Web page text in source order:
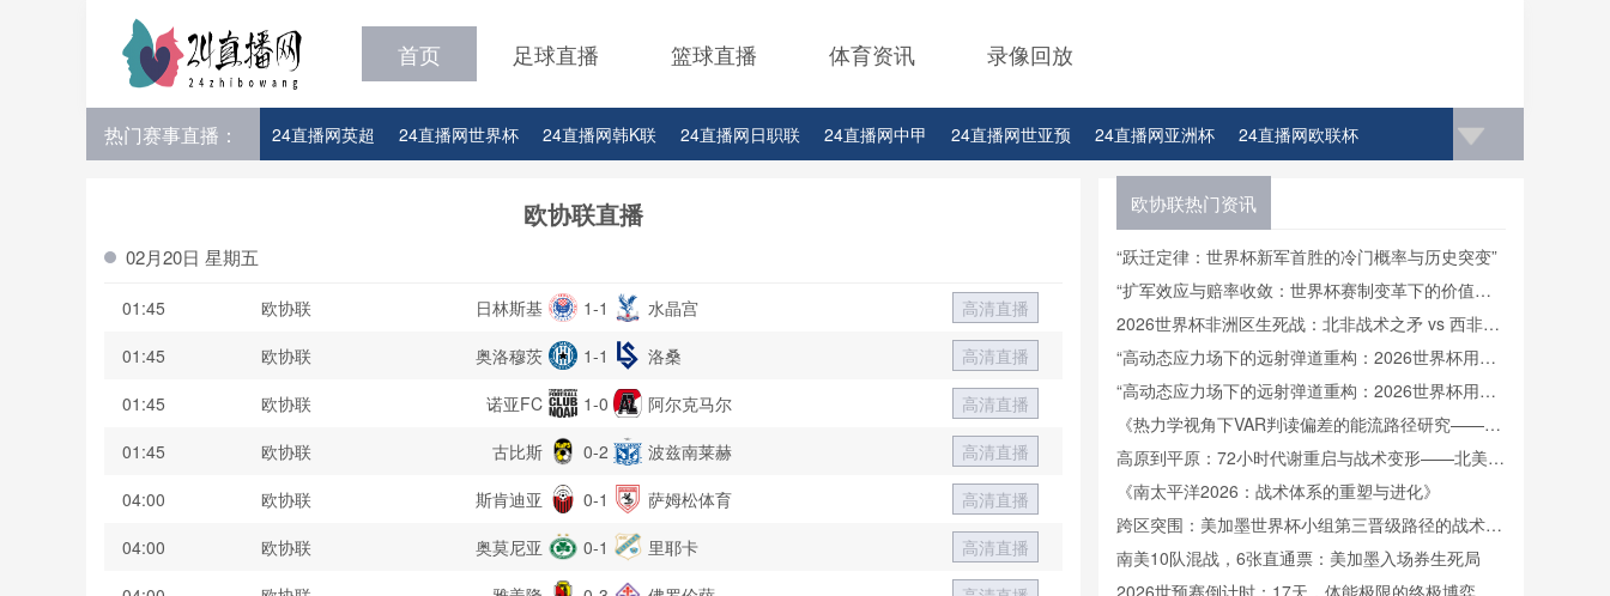
首页 足球直播 篮球直播 体育资讯 录像回放
热门赛事直播： 24直播网英超 24直播网世界杯 24直播网韩K联 24直播网日职联 24直播网中甲 24直播网世亚预 24直播网亚洲杯 24直播网欧联杯
欧协联直播
02月20日 星期五
01:45 欧协联 日林斯基 1-1 水晶宫
高清直播
01:45
欧协联 奥洛穆茨 1-1 洛桑
高清直播
01:45
欧协联 诺亚FC 1-0 阿尔克马尔
高清直播
01:45
欧协联 古比斯 0-2 波兹南莱赫
高清直播
04:00
欧协联 斯肯迪亚 0-1 萨姆松体育
高清直播
04:00
欧协联 奥莫尼亚 0-1 里耶卡
高清直播
欧协联热门资讯
“跃迁定律：世界杯新军首胜的冷门概率与历史突变”
“扩军效应与赔率收敛：世界杯赛制变革下的价值逻
辑重构”
2026世界杯非洲区生死战：北非战术之矛 vs 西非力
量之盾
“高动态应力场下的远射弹道重构：2026世界杯用球
飞行控制与落点精度的技术解构”
“高动态应力场下的远射弹道重构：2026世界杯用球
飞行控制与落点精度的技术解构”
《热力学视角下VAR判读偏差的能流路径研究——基
于2022卡塔尔世界杯的实证检验》
高原到平原：72小时代谢重启与战术变形——北美世
界杯的隐形博弈
《南太平洋2026：战术体系的重塑与进化》
跨区突围：美加墨世界杯小组第三晋级路径的战术重
塑与博弈法则
南美10队混战，6张直通票：美加墨入场券生死局
2026世预赛倒计时：17天，体能极限的终极博弈